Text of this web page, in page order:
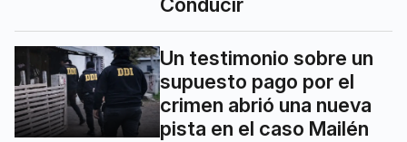
Un testimonio sobre un
supuesto pago por el
crimen abrió una nueva
pista en el caso Mailén